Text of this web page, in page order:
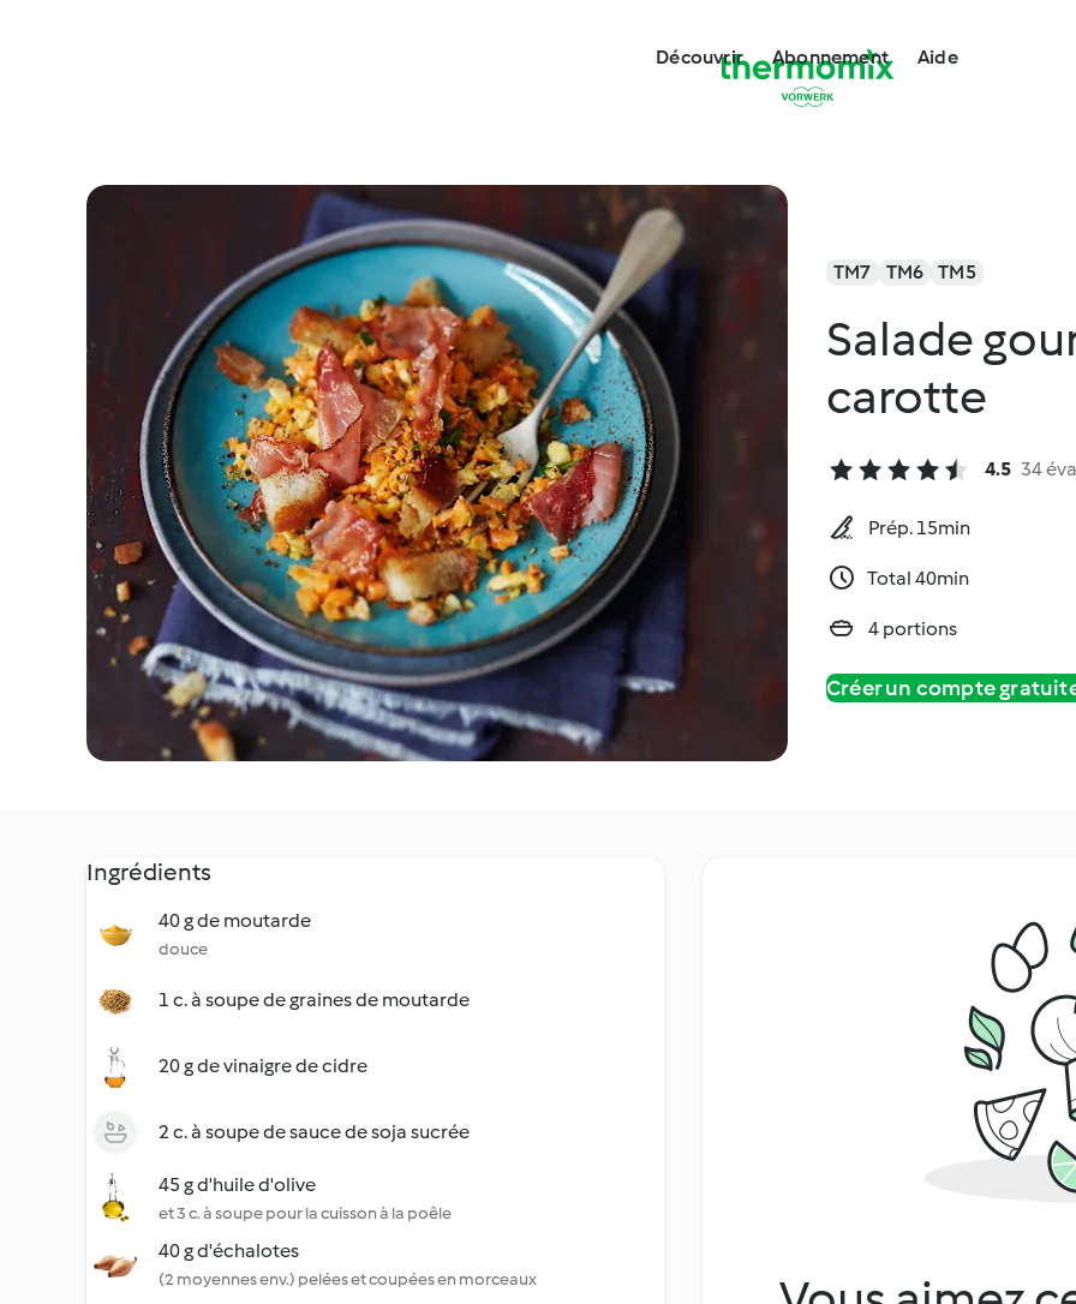
Découvrir Abonnement Aide
TM7 TM6 TM5
Salade
carotte
4.5 34
Prép. 15min
Total 40min
4 portions
Créer un compte
Ingrédients
40 g de moutarde
douce
1 c. à soupe de graines de moutarde
20 g de vinaigre de cidre
2 c. à soupe de sauce de soja sucrée
45 g d'huile d'olive
et 3 c. à soupe pour la cuisson à la poêle
40 g d'échalotes
(2 moyennes env.) pelées et coupées en morceaux